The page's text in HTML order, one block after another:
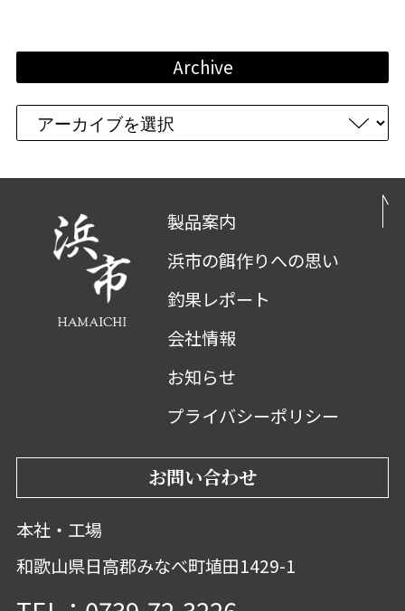
Archive
製品案内
浜市の餌作りへの思い
釣果レポート
会社情報
お知らせ
プライバシーポリシー
お問い合わせ
本社・工場
和歌山県日高郡みなべ町埴田1429-1